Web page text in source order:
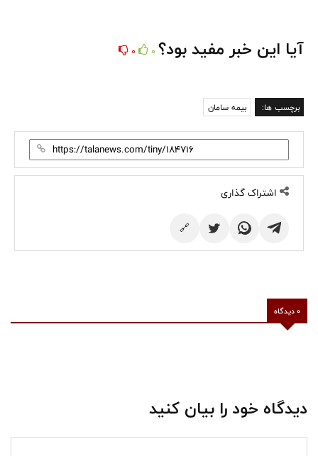
آیا این خبر مفید بود؟ 0
0
برچسب ها: بیمه سامان
اشتراک گذاری
🔗
0 دیدگاه
دیدگاه خود را بیان کنید